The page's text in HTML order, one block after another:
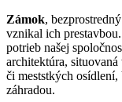
Zámok,
vznikal ich
potrieb našej
architektúra,
či meststkých
záhradou.